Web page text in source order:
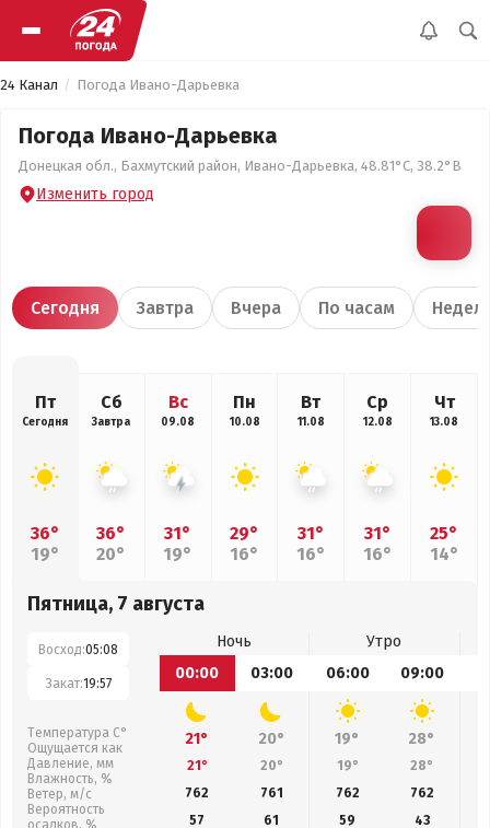
24 Канал Погода Ивано-Дарьевка
Погода Ивано-Дарьевка
Донецкая обл., Бахмутский район, Ивано-Дарьевка, 48.81°С, 38.2°В
Изменить город
Сегодня Завтра Вчера По часам
Пт
Сегодня
36°
19°
Сб
Завтра
36°
20°
Вс
09.08
31°
19°
Пн
10.08
29°
16°
Вт
11.08
31°
16°
Ср
12.08
31°
16°
Чт
13.08
25°
14°
Пятница, 7 августа
Восход:05:08
Закат:19:57
Температура С°
Ощущается как
Давление, мм
Влажность, %
Ветер, м/с
Вероятность
осадков, %
Ночь
Утро
00:00
03:00 06:00 09:00
21° 20° 19° 28°
21° 20° 19° 28°
762
761 762 762
57
61 59 43